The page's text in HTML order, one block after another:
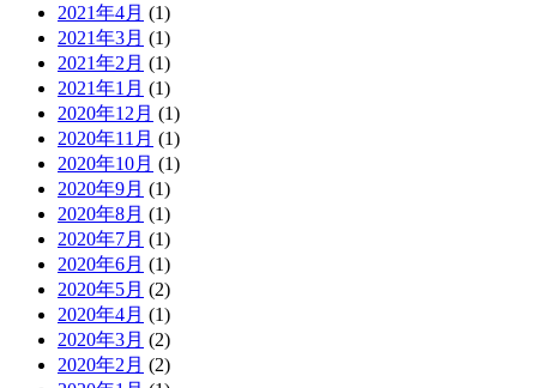
2021年4月 (1)
2021年3月 (1)
2021年2月 (1)
2021年1月 (1)
2020年12月 (1)
2020年11月 (1)
2020年10月 (1)
2020年9月 (1)
2020年8月 (1)
2020年7月 (1)
2020年6月 (1)
2020年5月 (2)
2020年4月 (1)
2020年3月 (2)
2020年2月 (2)